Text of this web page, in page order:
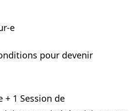
e
pour devenir
+ 1 Session de